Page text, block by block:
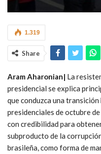
1.319
Share
Aram Aharonian| La
presidencial se explica
que conduzca una
presidenciales de octubre
con credibilidad para
subproducto de la
brasileña, como forma de